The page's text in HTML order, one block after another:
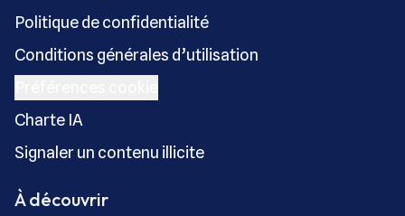
Politique de confidentialité
Conditions générales d’utilisation
Charte IA
Signaler un contenu illicite
À découvrir